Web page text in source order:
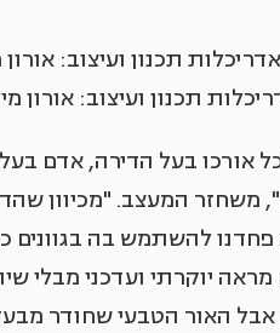
תכנון ועיצוב: אורון
משחזר המעצב. "מכיוון
להשתמש בה בגוונים
יוקרתי ועדכני מבלי
האור הטבעי שחודר